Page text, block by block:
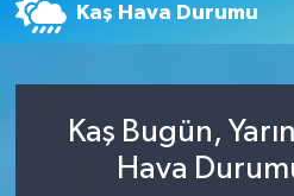
Kaş Hava Durumu
Kaş Bugün,
Hava
Trafik Durumu
Süper Lig Puan Durumu
Tüm Manşetler